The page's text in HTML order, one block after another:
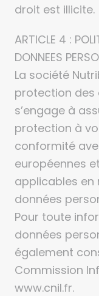
droit est illicite.
ARTICLE 4 :
DONNEES
La société
protection des
s’engage à
protection à
conformité
européennes
applicables
données
Pour toute
données
également
Commission
www.cnil.fr.